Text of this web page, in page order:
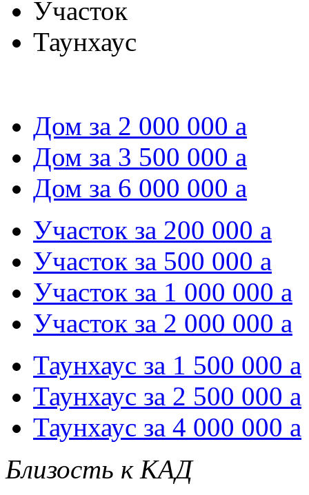
Участок
Таунхаус
Дом за 2 000 000 a
Дом за 3 500 000 a
Дом за 6 000 000 a
Участок за 200 000 a
Участок за 500 000 a
Участок за 1 000 000 a
Участок за 2 000 000 a
Таунхаус за 1 500 000 a
Таунхаус за 2 500 000 a
Таунхаус за 4 000 000 a
Близость к КАД